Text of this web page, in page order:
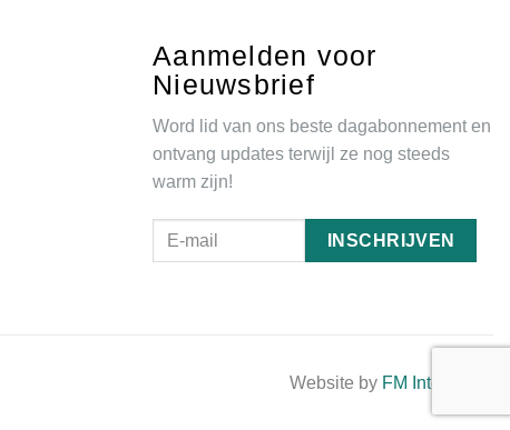
Aanmelden voor
Nieuwsbrief
Word lid van ons beste dagabonnement en
ontvang updates terwijl ze nog steeds
warm zijn!
Website by FM Interactive